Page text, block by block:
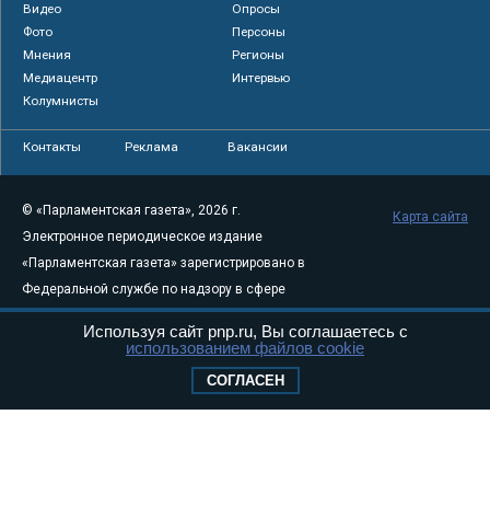
Видео
Опросы
Фото
Персоны
Мнения
Регионы
Медиацентр
Интервью
Колумнисты
Контакты Реклама Вакансии
© «Парламентская газета», 2026 г.
Электронное периодическое издание
«Парламентская газета» зарегистрировано в
Федеральной службе по надзору в сфере
связи, информационных технологий и
массовых коммуникаций (Роскомнадзор) 05
Свидетельство о регистрации Эл № ФС77-
Карта сайта
Используя сайт pnp.ru, Вы соглашаетесь с
использованием файлов cookie
СОГЛАСЕН